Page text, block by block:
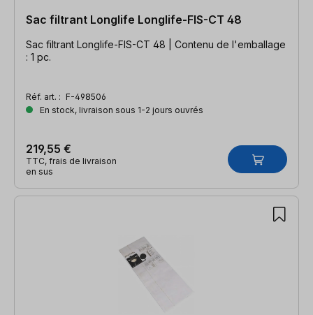
Sac filtrant Longlife Longlife-FIS-CT 48
Sac filtrant Longlife-FIS-CT 48 | Contenu de l'emballage
: 1 pc.
Réf. art. : F-498506
En stock, livraison sous 1-2 jours ouvrés
219,55 €
TTC, frais de livraison
en sus